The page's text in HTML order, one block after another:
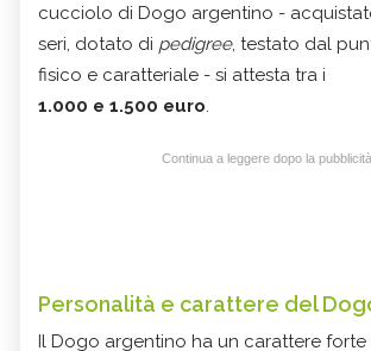
cucciolo di Dogo argentino -
seri, dotato di pedigree, testato dal
fisico e caratteriale - si attesta tra i
1.000 e 1.500 euro
Continua a leggere dopo la pubblicità
Personalità e carattere del
Il Dogo argentino ha un carattere forte